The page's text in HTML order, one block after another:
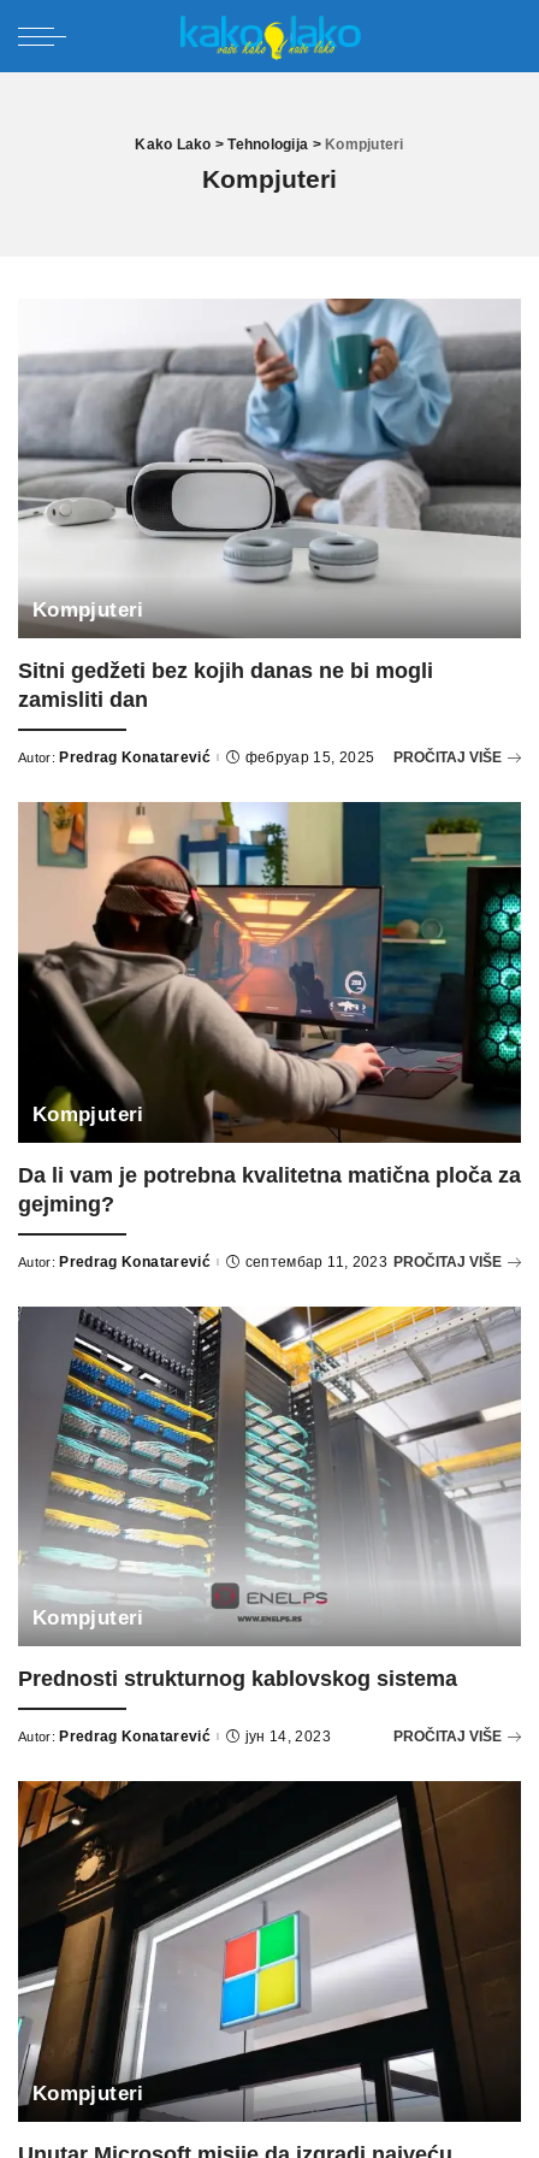
Kako Lako >Tehnologija > Kompjuteri
Kompjuteri
Kompjuteri
Sitni gedžeti bez kojih danas ne bi mogli
zamisliti dan
Posted
Autor: Predrag Konatarević фебруар 15, 2025 PROČITAJ VIŠE
Kompjuteri
Da li vam je potrebna kvalitetna matična ploča za
gejming?
Posted
Autor: Predrag Konatarević септембар 11, 2023 PROČITAJ VIŠE
Kompjuteri
Prednosti strukturnog kablovskog sistema
Posted
Autor: Predrag Konatarević јун 14, 2023 PROČITAJ VIŠE
Kompjuteri